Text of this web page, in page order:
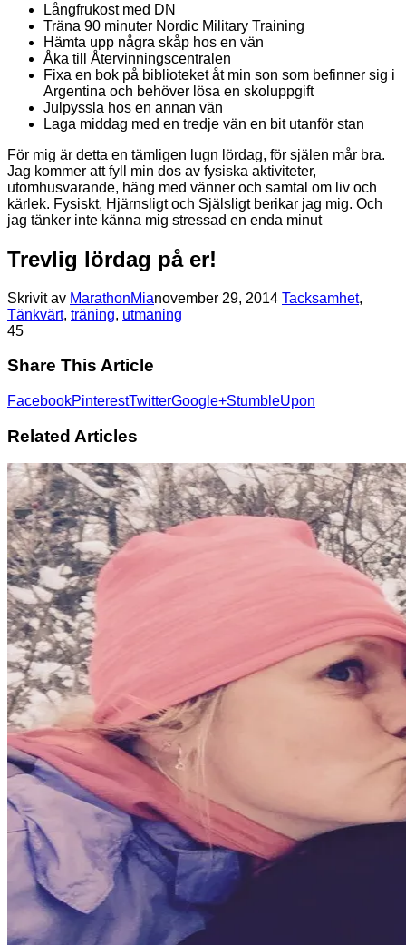
Långfrukost med DN
Träna 90 minuter Nordic Military Training
Hämta upp några skåp hos en vän
Åka till Återvinningscentralen
Fixa en bok på biblioteket åt min son som befinner sig i
Argentina och behöver lösa en skoluppgift
Julpyssla hos en annan vän
Laga middag med en tredje vän en bit utanför stan
För mig är detta en tämligen lugn lördag, för själen mår bra.
Jag kommer att fyll min dos av fysiska aktiviteter,
utomhusvarande, häng med vänner och samtal om liv och
kärlek. Fysiskt, Hjärnsligt och Själsligt berikar jag mig. Och
jag tänker inte känna mig stressad en enda minut
Trevlig lördag på er!
Skrivit av MarathonMianovember 29, 2014 Tacksamhet,
Tänkvärt, träning, utmaning
45
Share This Article
FacebookPinterestTwitterGoogle+StumbleUpon
Related Articles